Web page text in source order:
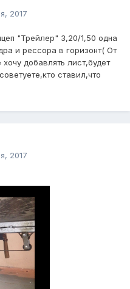
2017
"Трейлер" 3,20/1,50 одна
и рессора в горизонт( От
добавлять лист,будет
ставил,что
2017